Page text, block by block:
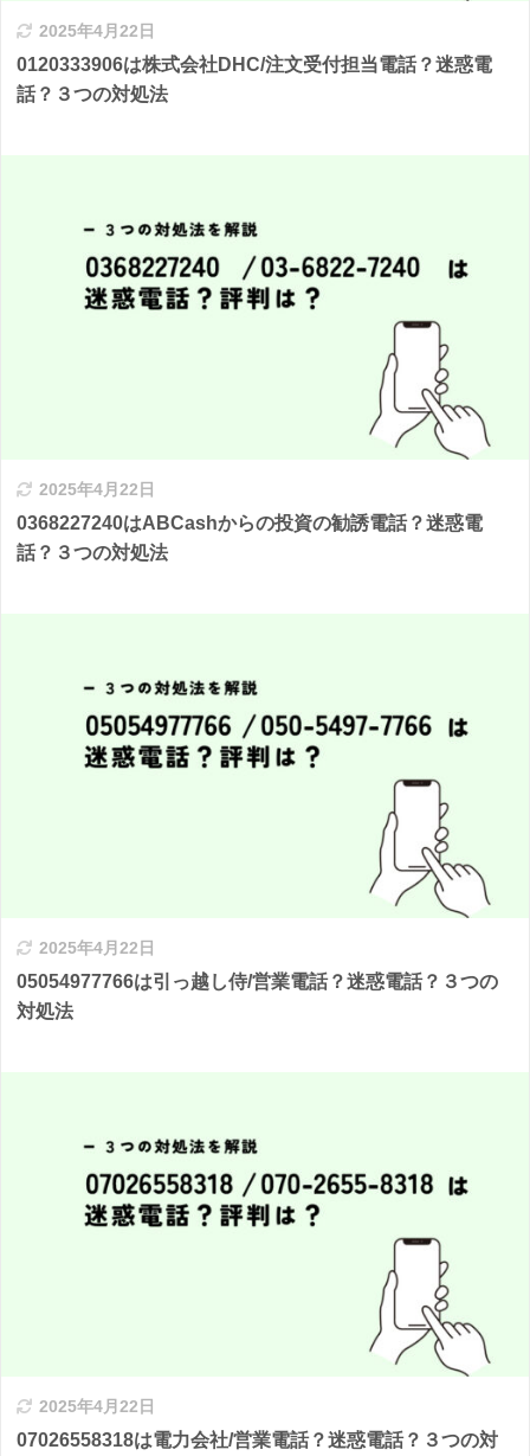
2025年4月22日
0120333906は株式会社DHC/注文受付担当電話？迷惑電
話？３つの対処法
2025年4月22日
0368227240はABCashからの投資の勧誘電話？迷惑電
話？３つの対処法
2025年4月22日
05054977766は引っ越し侍/営業電話？迷惑電話？３つの
対処法
2025年4月22日
07026558318は電力会社/営業電話？迷惑電話？３つの対